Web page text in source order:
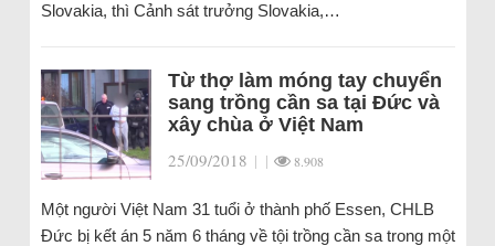
Slovakia, thì Cảnh sát trưởng Slovakia,…
Từ thợ làm móng tay chuyển
sang trồng cần sa tại Đức và
xây chùa ở Việt Nam
25/09/2018 | | 8.908
Một người Việt Nam 31 tuổi ở thành phố Essen, CHLB
Đức bị kết án 5 năm 6 tháng về tội trồng cần sa trong một